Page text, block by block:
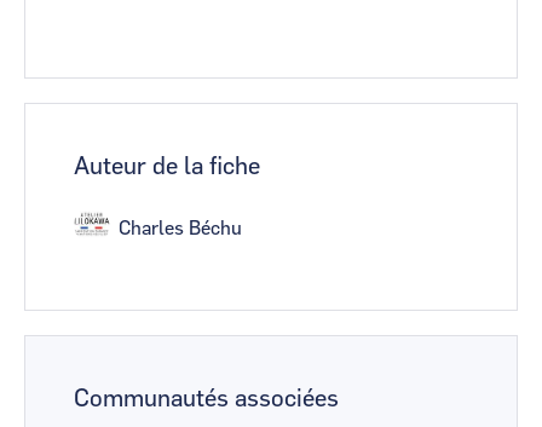
Auteur de la fiche
Charles Béchu
Communautés associées